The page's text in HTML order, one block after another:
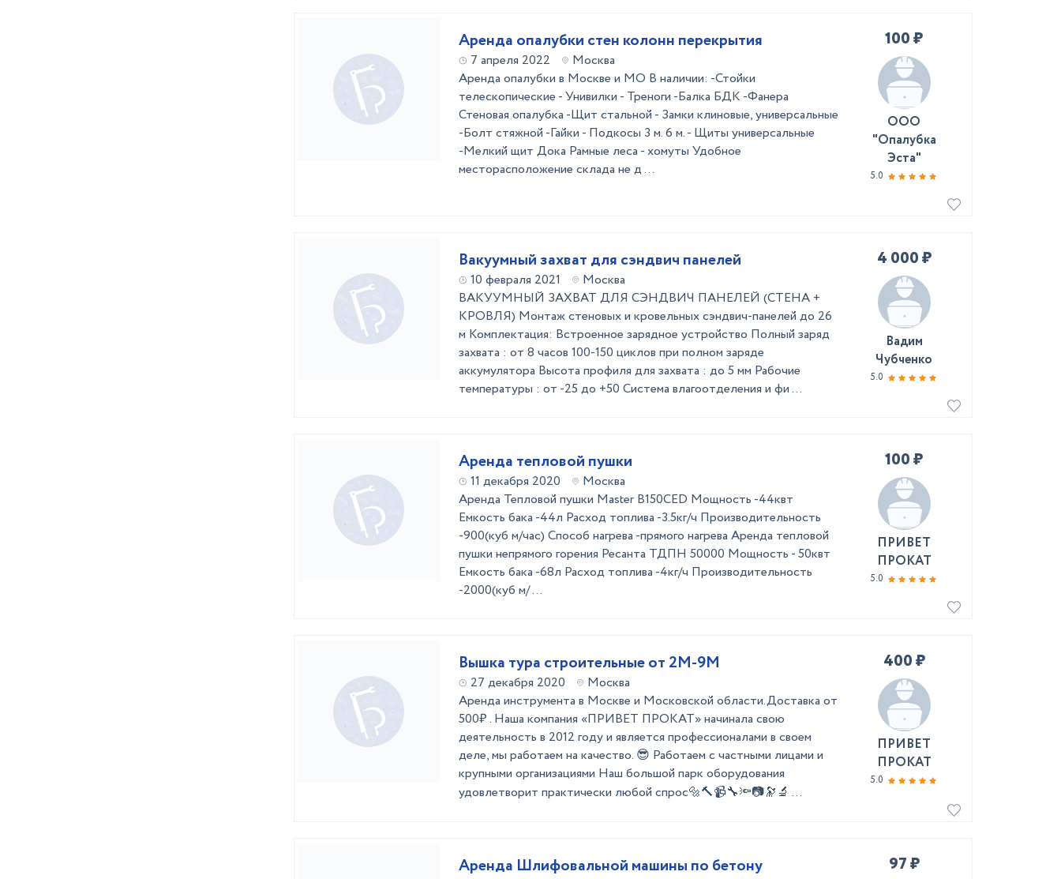
Аренда опалубки стен колонн перекрытия
7 апреля 2022
Москва
Аренда опалубки в Москве и МО В наличии: -Стойки
телескопические - Унивилки - Треноги -Балка БДК -Фанера
Стеновая опалубка -Щит стальной - Замки клиновые, универсальные
-Болт стяжной -Гайки - Подкосы 3 м. 6 м. - Щиты универсальные
-Мелкий щит Дока Рамные леса - хомуты Удобное
месторасположение склада не д ...
100 ₽
ООО
"Опалубка
Эста"
5.0
Вакуумный захват для сэндвич панелей
10 февраля 2021
Москва
ВАКУУМНЫЙ ЗАХВАТ ДЛЯ СЭНДВИЧ ПАНЕЛЕЙ (СТЕНА +
КРОВЛЯ) Монтаж стеновых и кровельных сэндвич-панелей до 26
м Комплектация: Встроенное зарядное устройство Полный заряд
захвата : от 8 часов 100-150 циклов при полном заряде
аккумулятора Высота профиля для захвата : до 5 мм Рабочие
температуры : от -25 до +50 Система влагоотделения и фи ...
4 000 ₽
Вадим
Чубченко
5.0
Аренда тепловой пушки
11 декабря 2020
Москва
Аренда Тепловой пушки Master B150CED Мощность -44квт
Емкость бака -44л Расход топлива -3.5кг/ч Производительность
-900(куб м/час) Способ нагрева -прямого нагрева Аренда тепловой
пушки непрямого горения Ресанта ТДПН 50000 Мощность - 50квт
Емкость бака -68л Расход топлива -4кг/ч Производительность
-2000(куб м/ ...
100 ₽
ПРИВЕТ
ПРОКАТ
5.0
Вышка тура строительные от 2М-9М
27 декабря 2020
Москва
Аренда инструмента в Москве и Московской области.Доставка от
500₽ . Наша компания «ПРИВЕТ ПРОКАТ» начинала свою
деятельность в 2012 году и является профессионалами в своем
деле, мы работаем на качество. 😎 Работаем с частными лицами и
крупными организациями Наш большой парк оборудования
удовлетворит практически любой спрос🔩🔨📹🔧🔦📷🔭🔬 ...
400 ₽
ПРИВЕТ
ПРОКАТ
5.0
Аренда Шлифовальной машины по бетону 97 ₽